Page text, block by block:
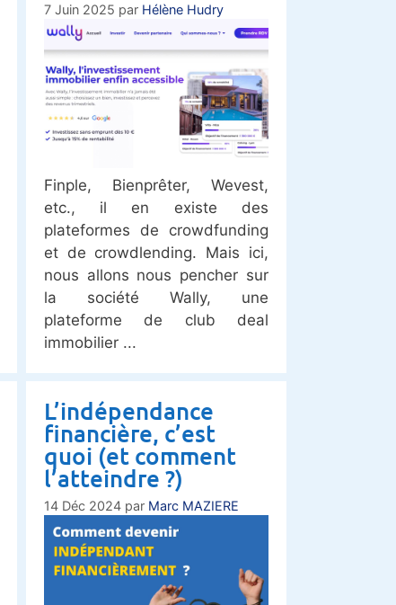
7 Juin 2025 par Hélène Hudry
Finple, Bienprêter, Wevest,
etc., il en existe des
plateformes de crowdfunding
et de crowdlending. Mais ici,
nous allons nous pencher sur
la société Wally, une
plateforme de club deal
immobilier
L’indépendance
financière, c’est
quoi (et comment
l’atteindre ?)
14 Déc 2024 par Marc MAZIERE